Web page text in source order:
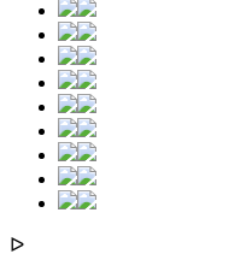
ᐅ